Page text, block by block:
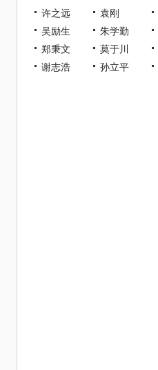
许之远
袁刚
吴励生
朱学勤
郑秉文
莫于川
谢志浩
孙立平